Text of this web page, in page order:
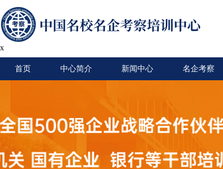
x
首页 中心简介 新闻中心 名企考察